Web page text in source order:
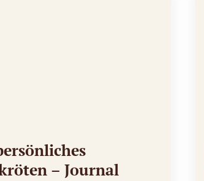
– Journal